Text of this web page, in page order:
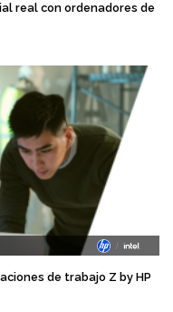
real con ordenadores de
de trabajo Z by HP